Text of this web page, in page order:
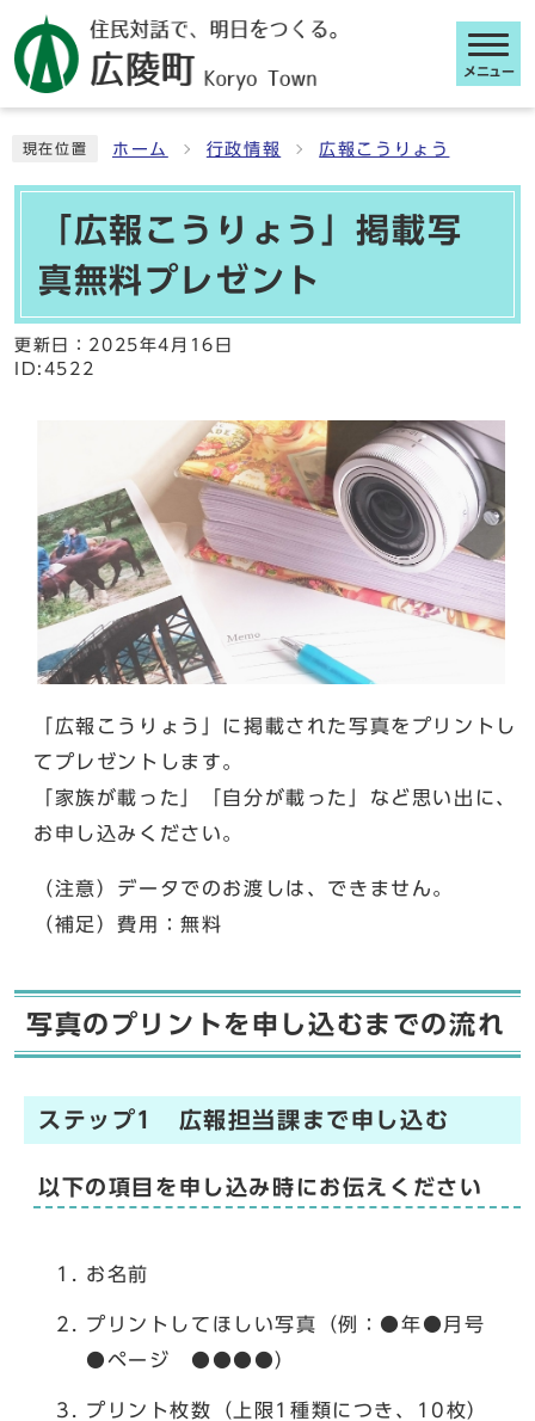
メニュー
現在位置 ホーム 行政情報 広報こうりょう
「広報こうりょう」掲載写
真無料プレゼント
更新日： 2025年4月16日
ID:4522
「広報こうりょう」に掲載された写真をプリントし
てプレゼントします。
「家族が載った」「自分が載った」など思い出に、
お申し込みください。
（注意）データでのお渡しは、できません。
（補足）費用：無料
写真のプリントを申し込むまでの流れ
ステップ1 広報担当課まで申し込む
以下の項目を申し込み時にお伝えください
お名前
プリントしてほしい写真（例：●年●月号
●ページ ●●●●）
プリント枚数（上限1種類につき、10枚）